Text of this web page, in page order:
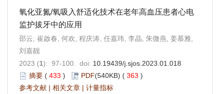
氧化亚氮/氧吸入舒适化技术在老年高血压患者心电
监护拔牙中的应用
邵云, 崔啟春, 何欢, 程庆涛, 任嘉玮, 李晶, 朱微燕, 姜慕雅,
刘嘉靓
2023 (1): 97-100. doi: 10.19439/j.sjos.2023.01.018
摘要 ( 433 ) PDF(540KB) ( 363 )
参考文献 | 相关文章 | 计量指标